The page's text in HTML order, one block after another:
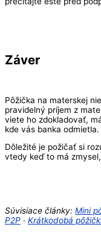
Záver
Pôžička na materskej
pravidelný príjem z
viete ho zdokladovať,
kde vás banka odmietla.
Dôležité je požičať si
vtedy keď to má
Súvisiace články: Mini
P2P · Krátkodobá